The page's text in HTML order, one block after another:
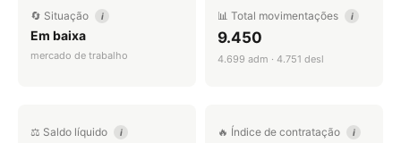
🔄 Situação i
Em baixa
mercado de trabalho
📊 Total movimentações i
9.450
4.699 adm · 4.751 desl
⚖️ Saldo líquido i 🔥 Índice de contratação i